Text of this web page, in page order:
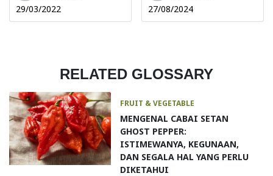
29/03/2022 27/08/2024
RELATED GLOSSARY
FRUIT & VEGETABLE
MENGENAL CABAI SETAN
GHOST PEPPER:
ISTIMEWANYA, KEGUNAAN,
DAN SEGALA HAL YANG PERLU
DIKETAHUI